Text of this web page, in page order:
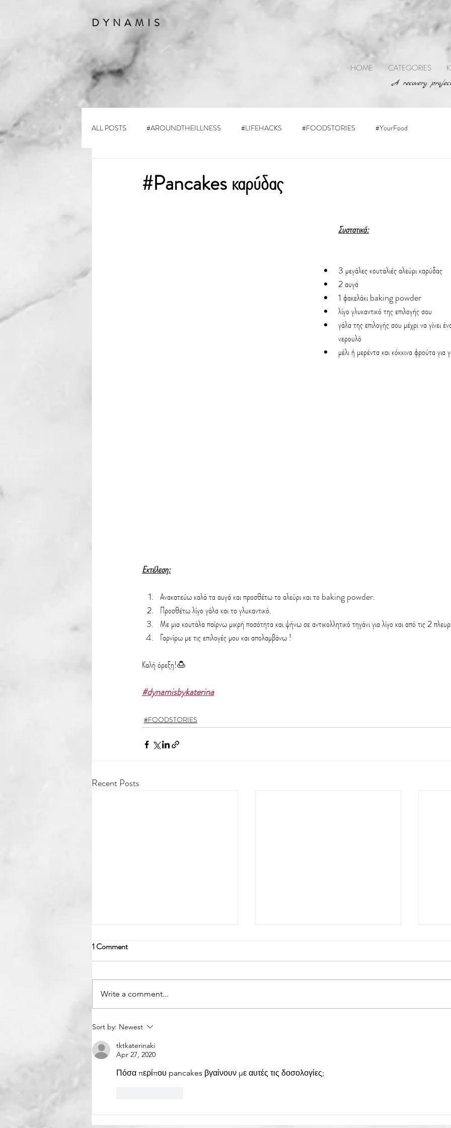
DYNAMIS
HOME CATEGORIES
A recovery
ALL POSTS #AROUNDTHEILLNESS #LIFEHACKS #FOODSTORIES #YourFood
#Pancakes καρύδας
Συστατικά:
3 μεγάλες κουταλιές αλεύρι καρύδας
2 αυγά
1 φακελάκι baking powder
λίγο γλυκαντικό της επιλογής σου
γάλα της επιλογής σου μέχρι να γίνει
νερουλό
μέλι ή μερέντα και κόκκινα φρούτα για
Εκτέλεση:
Ανακατεύω καλά τα αυγά και προσθέτω το αλεύρι και το baking powder.
Προσθέτω λίγο γάλα και το γλυκαντικό.
Με μια κουτάλα παίρνω μικρή ποσότητα και ψήνω σε αντικολλητικό τηγάνι για λίγο και από τις 2
Γαρνίρω με τις επιλογές μου και απολαμβάνω !
Καλή όρεξη!🍮
#dynamisbykaterina
#FOODSTORIES
Recent Posts
Cookie Cake Pops 🍪🎄
1 Comment
Write a comment...
Sort by: Newest
tktkaterinaki
Apr 27, 2020
Πόσα περίπου pancakes βγαίνουν με αυτές τις δοσολογίες;